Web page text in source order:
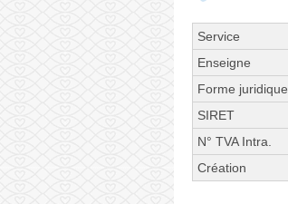
Service
Enseigne
Forme juridique
SIRET
N° TVA Intra.
Création